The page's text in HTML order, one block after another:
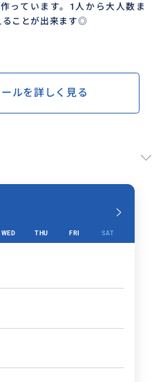
っています。1人から大人数ま
ることが出来ます◎
ルを詳しく見る
WED THU FRI SAT